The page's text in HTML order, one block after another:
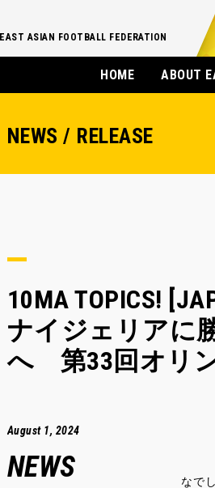
EAST ASIAN FOOTBALL FEDERATION
HOME ABOUT
NEWS / RELEASE
10MA TOPICS!
ナイジェリアに
へ 第33回オリ
August 1, 2024
NEWS
なで